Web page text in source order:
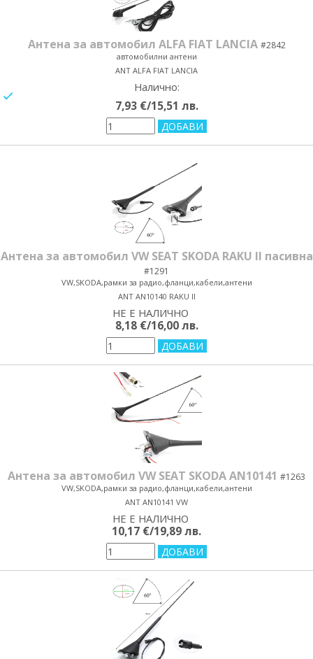
Антена за автомобил ALFA FIAT LANCIA #2842
автомобилни антени
ANT ALFA FIAT LANCIA
Налично:
7,93 €/15,51 лв.
Антена за автомобил VW SEAT SKODA RAKU II пасивна
#1291
VW,SKODA,рамки за радио,фланци,кабели,антени
ANT AN10140 RAKU II
НЕ Е НАЛИЧНО
8,18 €/16,00 лв.
Антена за автомобил VW SEAT SKODA AN10141 #1263
VW,SKODA,рамки за радио,фланци,кабели,антени
ANT AN10141 VW
НЕ Е НАЛИЧНО
10,17 €/19,89 лв.